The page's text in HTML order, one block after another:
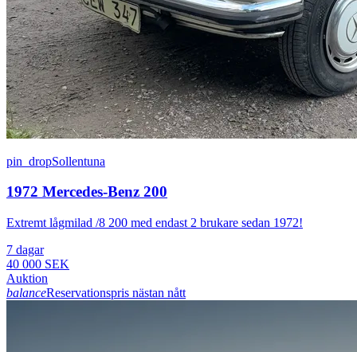
pin_dropSollentuna
1972 Mercedes-Benz 200
Extremt lågmilad /8 200 med endast 2 brukare sedan 1972!
7 dagar
40 000 SEK
Auktion
balanceReservationspris nästan nått